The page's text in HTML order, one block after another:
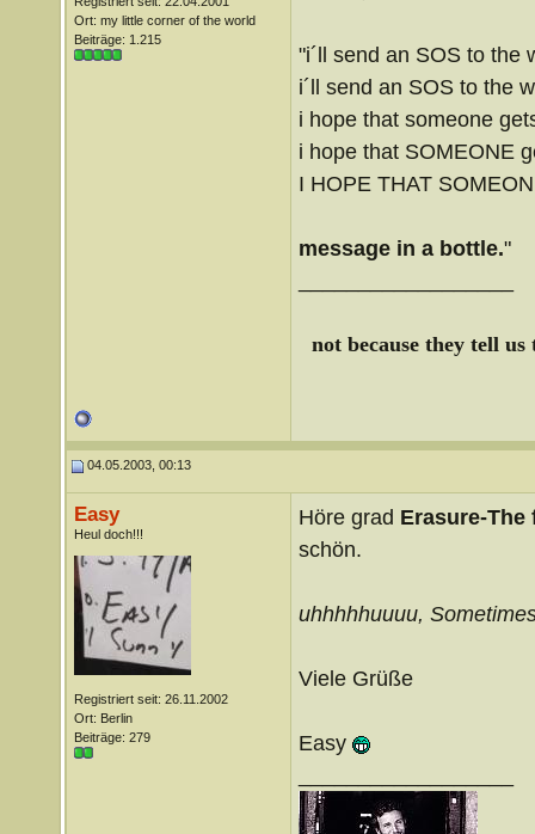
Ort: my little corner of the world
Beiträge: 1.215
"i´ll send an SOS to the
i´ll send an SOS to the
i hope that someone
i hope that SOMEONE
I HOPE THAT
message in a bottle."
not because they tell
04.05.2003, 00:13
Easy
Heul doch!!!
Registriert seit: 26.11.2002
Ort: Berlin
Beiträge: 279
Höre grad Erasure-The
schön.
uhhhhhuuuu,
Viele Grüße
Easy